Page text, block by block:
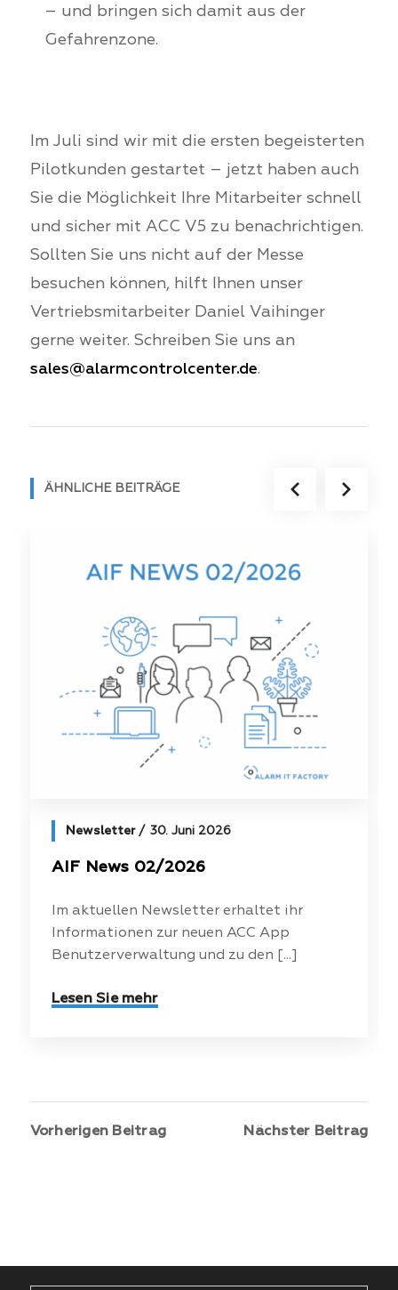
– und bringen sich damit aus der
Gefahrenzone.
Im Juli sind wir mit die ersten begeisterten
Pilotkunden gestartet – jetzt haben auch
Sie die Möglichkeit Ihre Mitarbeiter schnell
und sicher mit ACC V5 zu benachrichtigen.
Sollten Sie uns nicht auf der Messe
besuchen können, hilft Ihnen unser
Vertriebsmitarbeiter Daniel Vaihinger
gerne weiter. Schreiben Sie uns an
sales@alarmcontrolcenter.de.
ÄHNLICHE BEITRÄGE
Newsletter 30. Juni 2026
AIF News 02/2026
Im aktuellen Newsletter erhaltet ihr
Informationen zur neuen ACC App
Benutzerverwaltung und zu den [...]
Lesen Sie mehr
Vorherigen Beitrag Nächster Beitrag